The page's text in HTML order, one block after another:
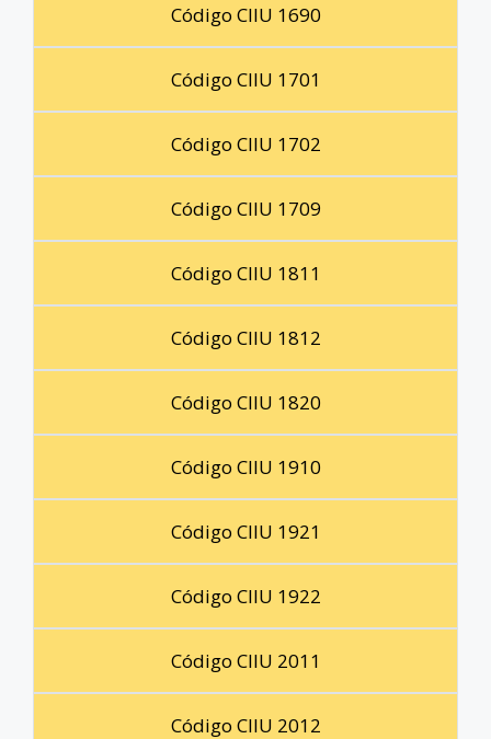
Código CIIU 1690
Código CIIU 1701
Código CIIU 1702
Código CIIU 1709
Código CIIU 1811
Código CIIU 1812
Código CIIU 1820
Código CIIU 1910
Código CIIU 1921
Código CIIU 1922
Código CIIU 2011
Código CIIU 2012